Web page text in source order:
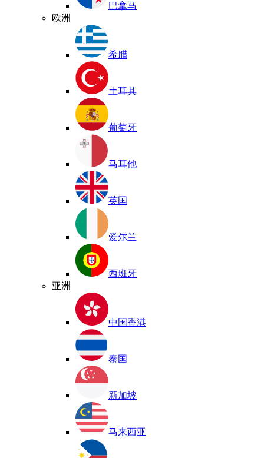
巴拿马
欧洲
希腊
土耳其
葡萄牙
马耳他
英国
爱尔兰
西班牙
亚洲
中国香港
泰国
新加坡
马来西亚